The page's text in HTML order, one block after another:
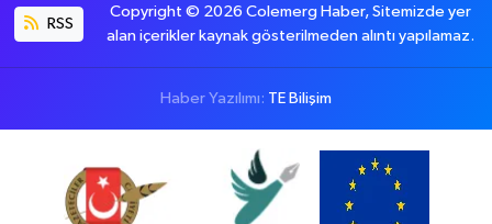
RSS
Copyright © 2026 Colemerg Haber, Sitemizde yer
alan içerikler kaynak gösterilmeden alıntı yapılamaz.
Haber Yazılımı: TE Bilişim